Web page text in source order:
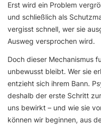
Erst wird ein Problem
und schließlich als
vergisst schnell, wer sie
Ausweg versprochen wird.
Doch dieser Mechanismus
unbewusst bleibt. Wer sie
entzieht sich ihrem Bann.
deshalb der erste Schritt
uns bewirkt – und wie sie
können wir beginnen, aus